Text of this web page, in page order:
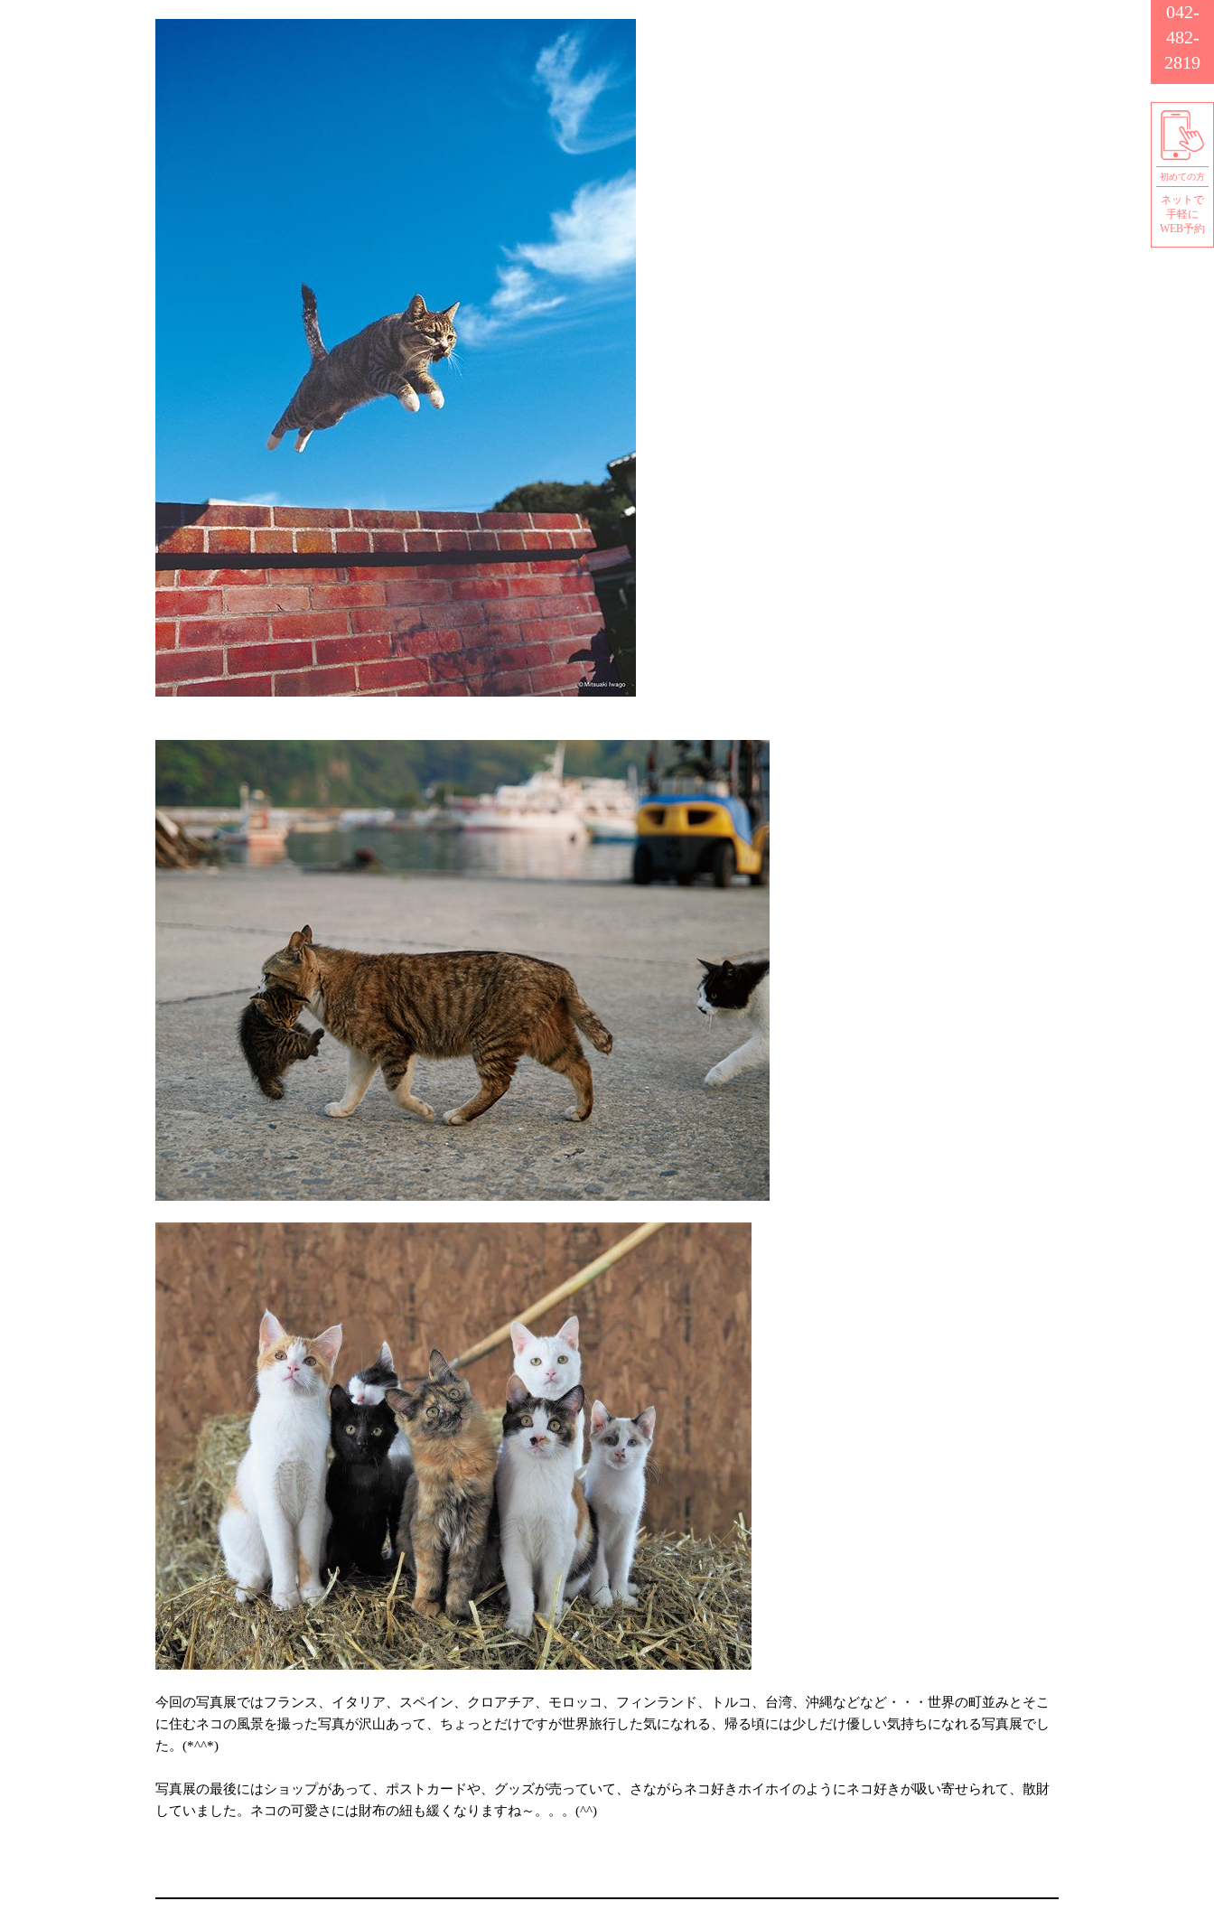
今回の写真展ではフランス、イタリア、スペイン、クロアチア、モロッコ、フィンランド、トルコ、台湾、沖縄などなど・・・世界の町並みとそこ
に住むネコの風景を撮った写真が沢山あって、ちょっとだけですが世界旅行した気になれる、帰る頃には少しだけ優しい気持ちになれる写真展でし
た。(*^^*)
写真展の最後にはショップがあって、ポストカードや、グッズが売っていて、さながらネコ好きホイホイのようにネコ好きが吸い寄せられて、散財
していました。ネコの可愛さには財布の紐も緩くなりますね～。。。(^^)
042-
482-
2819
初めての方
ネットで
手軽に
WEB予約